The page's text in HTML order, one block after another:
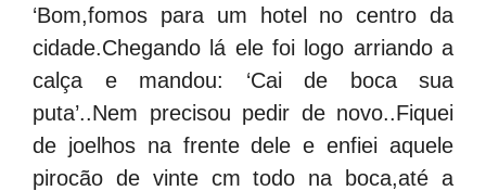
‘Bom,fomos para um hotel no centro da
cidade.Chegando lá ele foi logo arriando a
calça e mandou: ‘Cai de boca sua
puta’..Nem precisou pedir de novo..Fiquei
de joelhos na frente dele e enfiei aquele
pirocão de vinte cm todo na boca,até a